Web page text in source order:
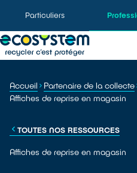
Particuliers
Accueil Partenaire de la collecte
Affiches de reprise en magasin
TOUTES NOS RESSOURCES
Affiches de reprise en magasin